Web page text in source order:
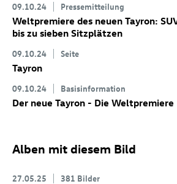
09.10.24 Pressemitteilung
Weltpremiere des neuen Tayron:
bis zu sieben Sitzplätzen
09.10.24 Seite
Tayron
09.10.24 Basisinformation
Der neue Tayron - Die Weltpremiere
Alben mit diesem Bild
27.05.25 381 Bilder